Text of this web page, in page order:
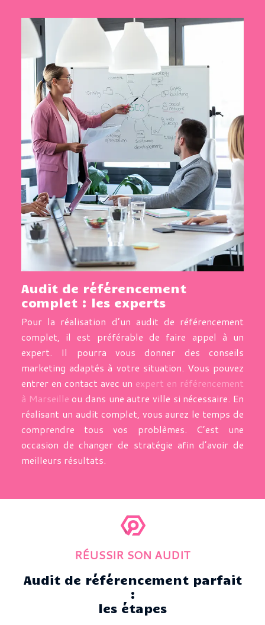
Audit de référencement
complet : les experts
Pour la réalisation d’un audit de référencement
complet, il est préférable de faire appel à un
expert. Il pourra vous donner des conseils
marketing adaptés à votre situation. Vous pouvez
entrer en contact avec un expert en référencement
à Marseille ou dans une autre ville si nécessaire. En
réalisant un audit complet, vous aurez le temps de
comprendre tous vos problèmes. C’est une
occasion de changer de stratégie afin d’avoir de
meilleurs résultats.
RÉUSSIR SON AUDIT
Audit de référencement parfait
:
les étapes